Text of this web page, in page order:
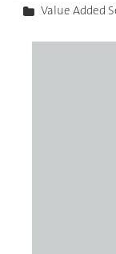
Value Added